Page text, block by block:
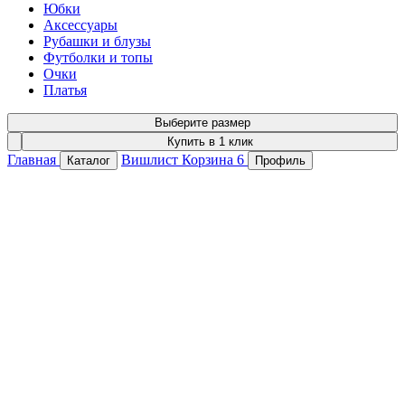
Юбки
Аксессуары
Рубашки и блузы
Футболки и топы
Очки
Платья
Выберите размер
Купить в 1 клик
Главная Каталог Вишлист Корзина 6 Профиль